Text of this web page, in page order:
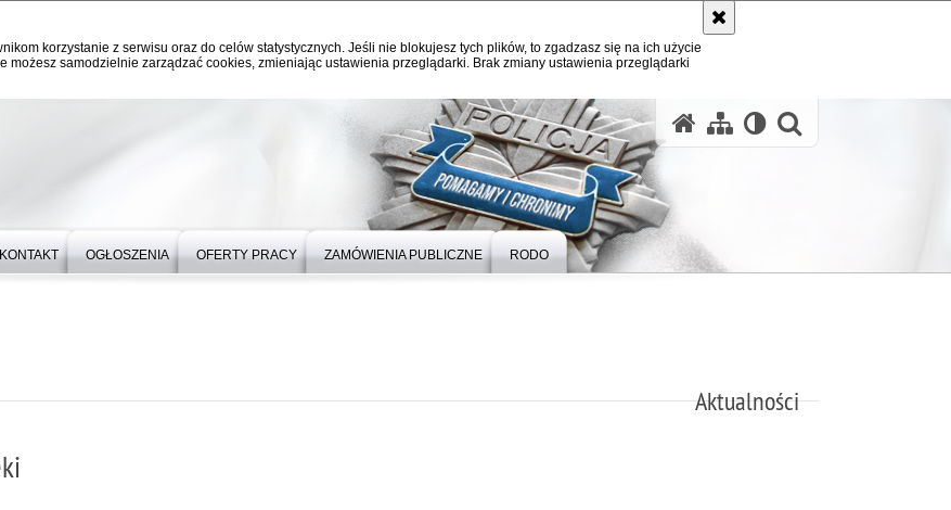
korzystanie z serwisu oraz do celów statystycznych. Jeśli nie blokujesz tych plików, to zgadzasz się na ich użycie
możesz samodzielnie zarządzać cookies, zmieniając ustawienia przeglądarki. Brak zmiany ustawienia przeglądarki
KONTAKT OGŁOSZENIA OFERTY PRACY ZAMÓWIENIA PUBLICZNE RODO
Aktualności